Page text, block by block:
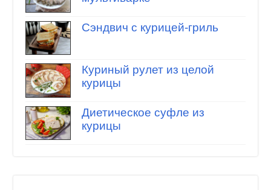
Сэндвич с курицей-гриль
Куриный рулет из целой
курицы
Диетическое суфле из
курицы